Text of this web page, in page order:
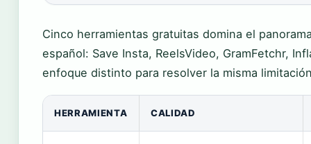
Cinco herramientas gratuitas domina el
español: Save Insta, ReelsVideo, GramFetchr,
enfoque distinto para resolver la misma
HERRAMIENTA CALIDAD